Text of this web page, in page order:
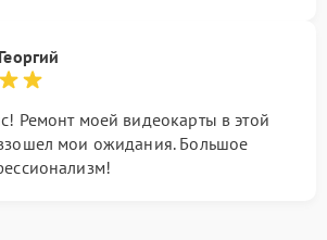
Ремонт моей видеокарты в этой
мои ожидания. Большое